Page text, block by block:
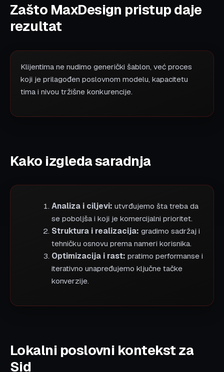
Zašto MaxDesign pristup daje
rezultat
Klijentima ne nudimo generički šablon, već proces
koji je prilagođen poslovnom modelu, kapacitetu
tima i nivou tržišne konkurencije.
Kako izgleda saradnja
Analiza i ciljevi: utvrđujemo šta treba da
se poboljša i koji je komercijalni prioritet.
Struktura i realizacija: gradimo sadržaj i
tehničku osnovu prema nameri korisnika.
Optimizacija i rast: pratimo performanse i
iterativno unapređujemo ključne tačke
konverzije.
Lokalni poslovni kontekst za
Sid